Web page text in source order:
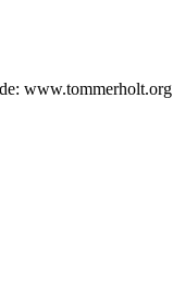
www.tommerholt.org